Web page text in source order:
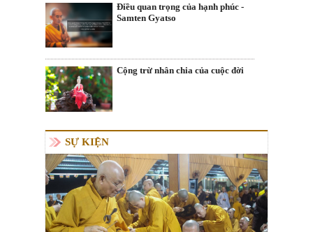
Điều quan trọng của hạnh phúc -
Samten Gyatso
Cộng trừ nhân chia của cuộc đời
SỰ KIỆN